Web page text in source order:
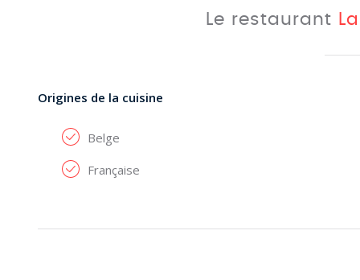
Le restaurant
Origines de la cuisine
Belge
Française